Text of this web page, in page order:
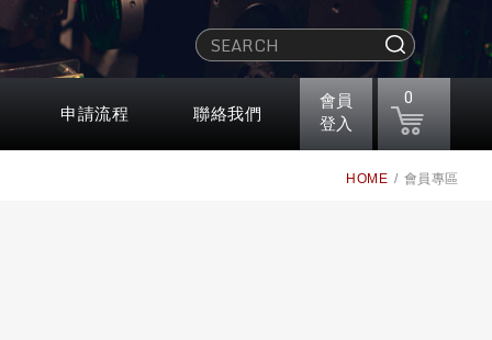
申請流程 聯絡我們
會員
登入
0
HOME 會員專區